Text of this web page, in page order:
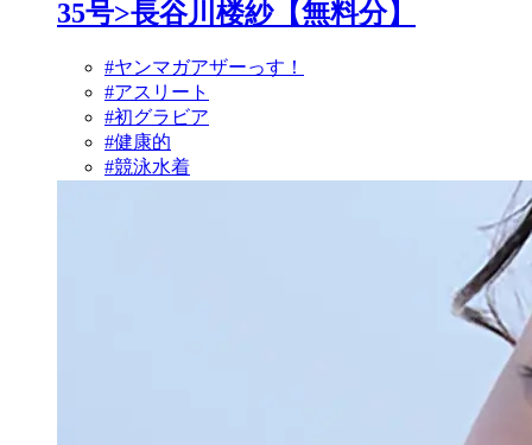
35号>長谷川楼紗【無料分】
#ヤンマガアザーっす！
#アスリート
#初グラビア
#健康的
#競泳水着